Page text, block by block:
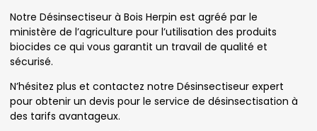
Notre Désinsectiseur à Bois Herpin est agréé par le
ministère de l’agriculture pour l’utilisation des produits
biocides ce qui vous garantit un travail de qualité et
sécurisé.
N’hésitez plus et contactez notre Désinsectiseur expert
pour obtenir un devis pour le service de désinsectisation à
des tarifs avantageux.